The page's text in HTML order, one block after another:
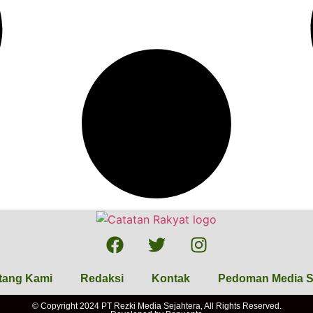
Kami Redaksi Kontak Pedoman Media
© Copyright 2024 PT Rezki Media Sejahtera, All Rights Reserved.